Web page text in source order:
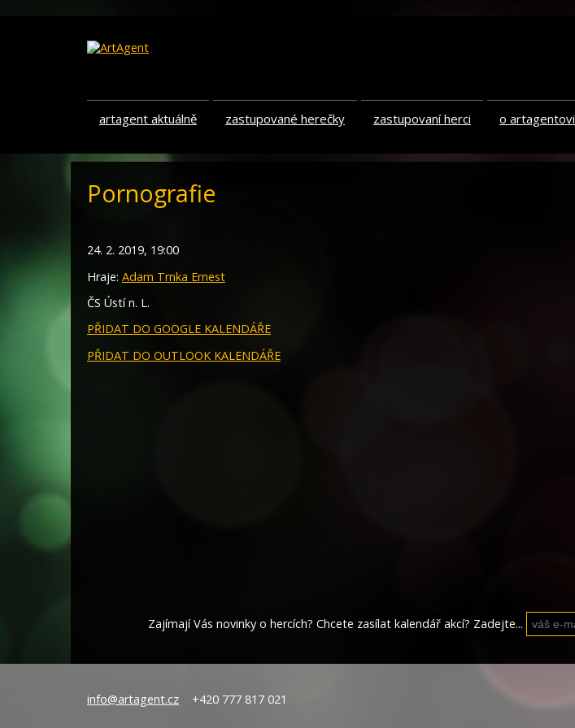
artagent aktuálně zastupované herečky zastupovaní herci o artagentovi
Pornografie
24. 2. 2019, 19:00
Hraje: Adam Trnka Ernest
ČS Ústí n. L.
PŘIDAT DO GOOGLE KALENDÁŘE
PŘIDAT DO OUTLOOK KALENDÁŘE
Zajímají Vás novinky o hercích? Chcete zasílat kalendář akcí? Zadejte...
info@artagent.cz +420 777 817 021